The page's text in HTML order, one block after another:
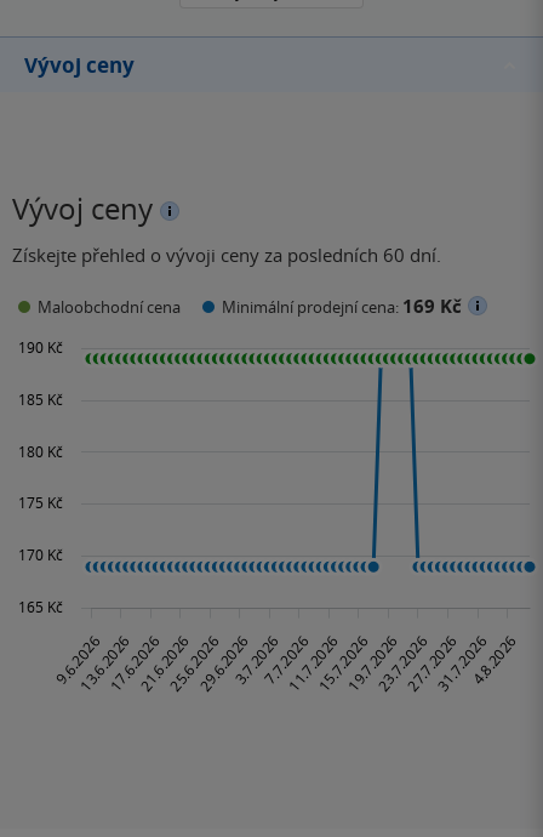
Vývoj ceny
Vývoj ceny
Získejte přehled o vývoji ceny za posledních 60 dní.
Maloobchodní cena Minimální prodejní cena: 169 Kč